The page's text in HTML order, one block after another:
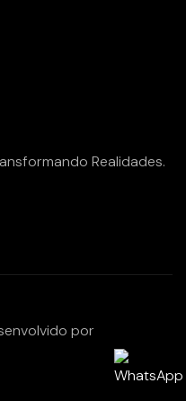
Realidades.
por